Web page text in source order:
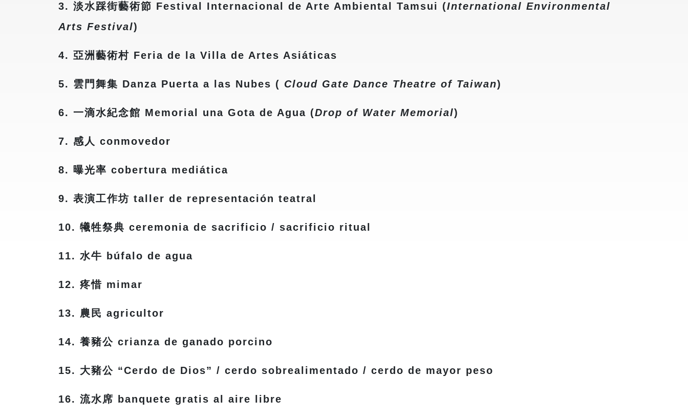
3. 淡水踩街藝術節 Festival Internacional de Arte Ambiental Tamsui (International Environmental
Arts Festival)
4. 亞洲藝術村 Feria de la Villa de Artes Asiáticas
5. 雲門舞集 Danza Puerta a las Nubes ( Cloud Gate Dance Theatre of Taiwan)
6. 一滴水紀念館 Memorial una Gota de Agua (Drop of Water Memorial)
7. 感人 conmovedor
8. 曝光率 cobertura mediática
9. 表演工作坊 taller de representación teatral
10. 犧牲祭典 ceremonia de sacrificio / sacrificio ritual
11. 水牛 búfalo de agua
12. 疼惜 mimar
13. 農民 agricultor
14. 養豬公 crianza de ganado porcino
15. 大豬公 “Cerdo de Dios” / cerdo sobrealimentado / cerdo de mayor peso
16. 流水席 banquete gratis al aire libre